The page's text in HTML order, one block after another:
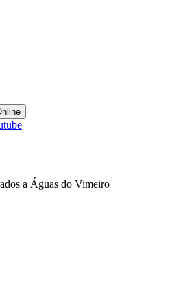
a Águas do Vimeiro